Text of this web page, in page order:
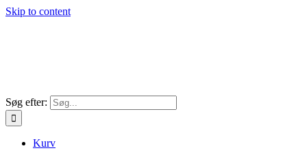
Skip to content
Søg efter:
Kurv